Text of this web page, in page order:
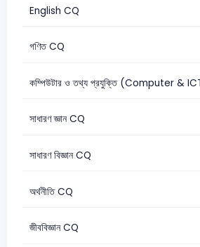
English CQ
গণিত CQ
কম্পিউটার ও তথ্য প্রযুক্তি (Computer &
সাধারণ জ্ঞান CQ
সাধারণ বিজ্ঞান CQ
অর্থনীতি CQ
জীববিজ্ঞান CQ